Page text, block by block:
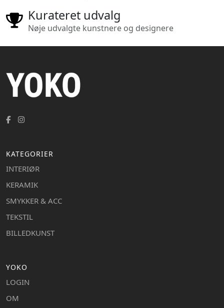
Kurateret udvalg
Nøje udvalgte kunstnere og designere
KATEGORIER
INTERIØR
KERAMIK
SMYKKER & ACC
TEKSTIL
BILLEDKUNST
YOKO
LOGIN
OM